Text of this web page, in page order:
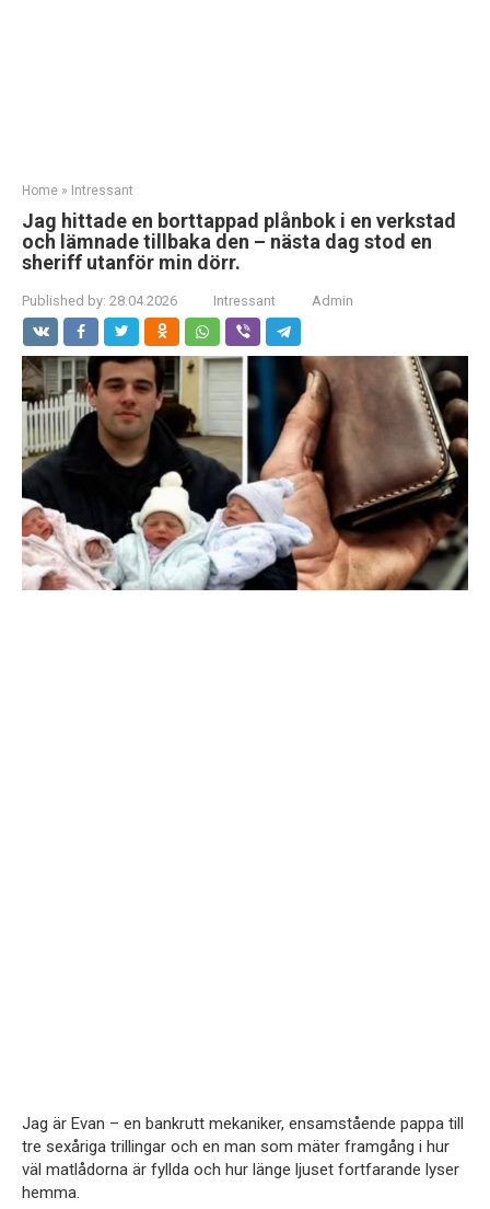
Home » Intressant
Jag hittade en borttappad plånbok i en verkstad
och lämnade tillbaka den – nästa dag stod en
sheriff utanför min dörr.
Published by: 28.04.2026 Intressant Admin
Jag är Evan – en bankrutt mekaniker, ensamstående pappa till
tre sexåriga trillingar och en man som mäter framgång i hur
väl matlådorna är fyllda och hur länge ljuset fortfarande lyser
hemma.